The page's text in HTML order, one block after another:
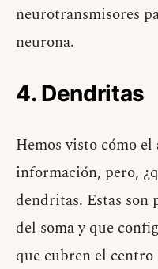
neurotransmisores
neurona.
4. Dendritas
Hemos visto cómo
información, pero,
dendritas. Estas son
del soma y que
que cubren el